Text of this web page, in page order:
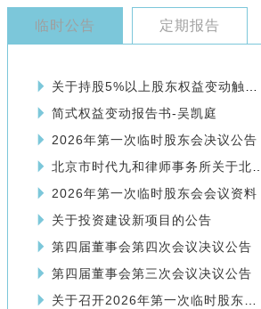
临时公告 定期报告
关于持股5%以上股东权益变动触及5%整数倍的提示性公告
简式权益变动报告书-吴凯庭
2026年第一次临时股东会决议公告
北京市时代九和律师事务所关于北京键凯科技股份有限公司2026年第一次临时股东会的法律意见书
2026年第一次临时股东会会议资料
关于投资建设新项目的公告
第四届董事会第四次会议决议公告
第四届董事会第三次会议决议公告
关于召开2026年第一次临时股东会的通知